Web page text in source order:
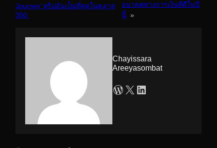
Journey’ ทริปอันเป็นที่สุดในคลาส
350
อนาคตทางการเงินที่ดีในปี
นี้ »
Chayissara
Areeyasombat
WordPress X LinkedIn